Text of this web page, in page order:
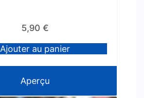
5,90 €
Ajouter au panier
Aperçu